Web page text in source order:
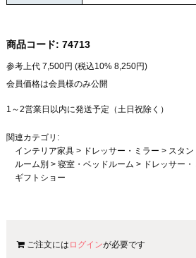
商品コード: 74713
参考上代 7,500円 (税込10% 8,250円)
会員価格は会員様のみ公開
1～2営業日以内に発送予定（土日祝除く）
関連カテゴリ:
インテリア家具> ドレッサー・ミラー > スタ
ルーム別 > 寝室・ベッドルーム > ドレッサー
ギフトショー
ご注文には ログインが必要です